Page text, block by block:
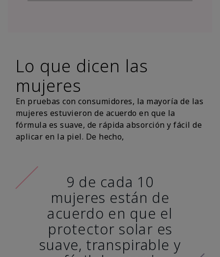
Lo que dicen las
mujeres
En pruebas con consumidores, la mayoría de las
mujeres estuvieron de acuerdo en que la
fórmula es suave, de rápida absorción y fácil de
aplicar en la piel. De hecho,
9 de cada 10
mujeres están de
acuerdo en que el
protector solar es
suave, transpirable y